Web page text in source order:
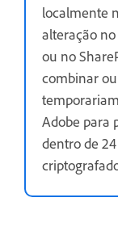
localmente
alteração
ou no
combinar
Adobe para
dentro de